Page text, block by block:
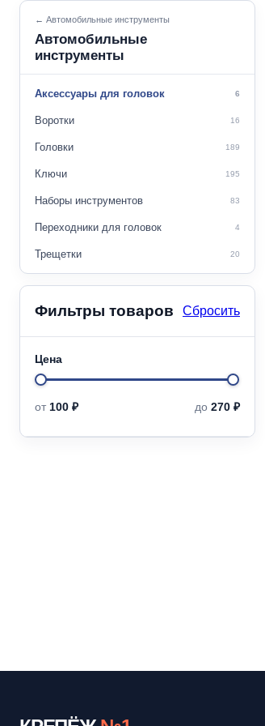
← Автомобильные инструменты
Автомобильные
инструменты
Аксессуары для головок 6
Воротки 16
Головки 189
Ключи 195
Наборы инструментов 83
Переходники для головок 4
Трещетки 20
Фильтры товаров Сбросить
Цена
Минимальная
Максимальная
от 100 ₽ до 270 ₽